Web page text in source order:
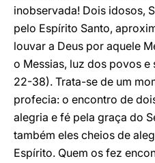
inobservada! Dois idosos,
pelo Espírito Santo,
louvar a Deus por aquele
o Messias, luz dos povos e
22-38). Trata-se de um
profecia: o encontro de
alegria e fé pela graça do
também eles cheios de
Espírito. Quem os fez